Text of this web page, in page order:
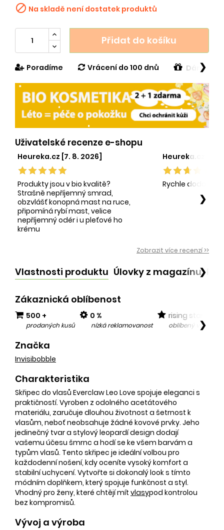
 Na skladě není dostatek produktů
Přidat do košíku
Poradíme Vrácení do 100 dnů Dárek v
❯
Uživatelské recenze e-shopu
Heureka.cz [7. 8. 2026]
Produkty jsou v bio kvalitě?
Strašně nepříjemný smrad,
obzvlášť konopná mast na ruce,
připomíná rybí mast, velice
nepříjemný odér i u pleťové ho
krému
Heureka.cz [1.
Rychle dodání
❯
Zobrazit více recenzí >>
Vlastnosti produktu Úlovky z magazínu❯
Zákaznická oblíbenost
500 +
prodaných kusů
0 %
nízká reklamovanost
rising star
oblíbený v❯
Značka
Invisibobble
Charakteristika
Skřipec do vlasů Everclaw Leo Love spojuje eleganci s
praktičností. Vyroben z odolného acetátového
materiálu, zaručuje dlouhou životnost a šetrnost k
vlasům, neboť neobsahuje žádné kovové prvky. Jeho
jedinečný tvar a stylový leopardí design dodají
vašemu účesu šmrnc a hodí se ke všem barvám a
typům vlasů. Tento skřipec je ideální volbou pro
každodenní nošení, kdy oceníte vysoký komfort a
stabilní uchycení. Vytvořte si dokonalý look s tímto
módním doplňkem, který spojuje funkčnost a styl.
Vhodný pro ženy, které chtějí mít vlasypod kontrolou
bez kompromisů.
Vývoj a výroba